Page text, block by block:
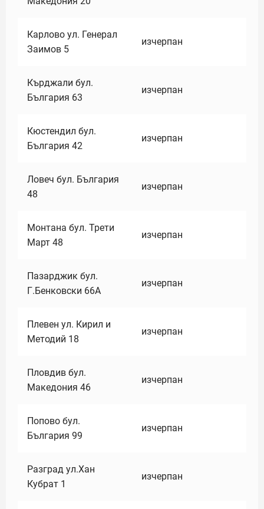
Карлово ул. Генерал
Заимов 5
изчерпан
Кърджали бул.
България 63
изчерпан
Кюстендил бул.
България 42
изчерпан
Ловеч бул. България
48
изчерпан
Монтана бул. Трети
Март 48
изчерпан
Пазарджик бул.
Г.Бенковски 66А
изчерпан
Плевен ул. Кирил и
Методий 18
изчерпан
Пловдив бул.
Македония 46
изчерпан
Попово бул.
България 99
изчерпан
Разград ул.Хан
Кубрат 1
изчерпан